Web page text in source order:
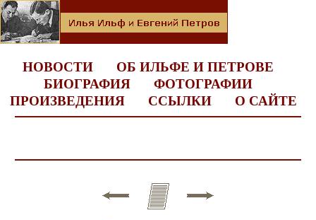
НОВОСТИ
ОБ ИЛЬФЕ И ПЕТРОВЕ
БИОГРАФИЯ
ФОТОГРАФИИ
ПРОИЗВЕДЕНИЯ
ССЫЛКИ О САЙТЕ